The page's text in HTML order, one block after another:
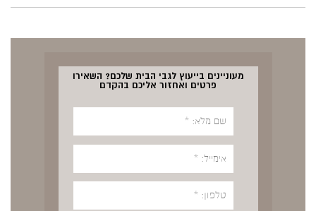
מעוניינים בייעוץ לגבי הבית שלכם? השאירו
פרטים ואחזור אליכם בהקדם